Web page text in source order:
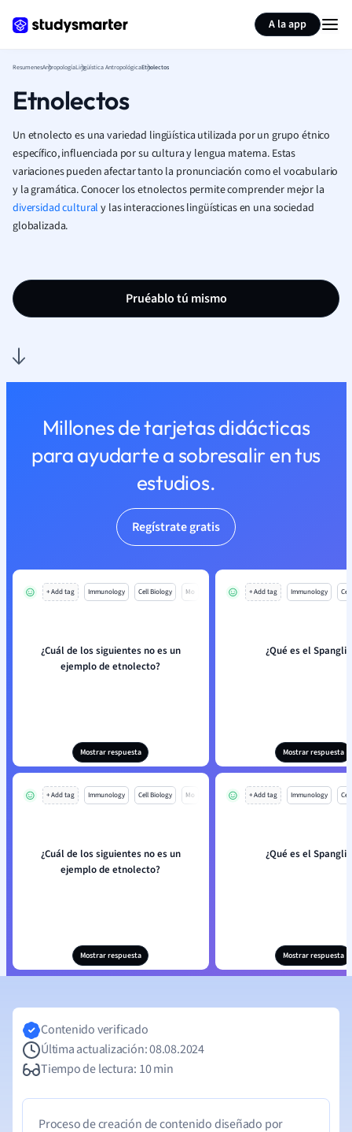
A la app
ResumenesAntropologíaLingüística AntropológicaEtnolectos
Etnolectos
Un etnolecto es una variedad lingüística utilizada por un grupo étnico
específico, influenciada por su cultura y lengua materna. Estas
variaciones pueden afectar tanto la pronunciación como el vocabulario
y la gramática. Conocer los etnolectos permite comprender mejor la
diversidad cultural y las interacciones lingüísticas en una sociedad
globalizada.
Pruéablo tú mismo
Millones de tarjetas didácticas
para ayudarte a sobresalir en tus
estudios.
Regístrate gratis
+ Add tag Immunology Cell Biology Mo
¿Cuál de los siguientes no es un
ejemplo de etnolecto?
Mostrar respuesta
+ Add tag Immunology
¿Qué es el
Mostrar respuesta
+ Add tag Immunology Cell Biology Mo
¿Cuál de los siguientes no es un
ejemplo de etnolecto?
Mostrar respuesta
+ Add tag Immunology
¿Qué es el
Mostrar respuesta
Resumir página
Contenido verificado
Última actualización: 08.08.2024
Tiempo de lectura: 10 min
Proceso de creación de contenido diseñado por